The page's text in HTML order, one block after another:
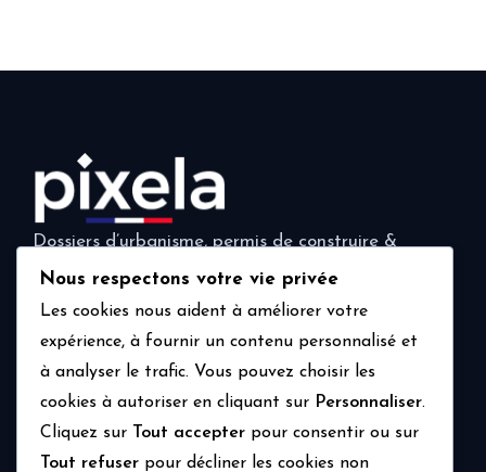
Dossiers d’urbanisme, permis de construire &
déclarations préalables. Rendus 3D inclus, partout
en France.
Navigation
Prestations
Tarifs
Réalisations
Nous respectons votre vie privée
Les cookies nous aident à améliorer votre
expérience, à fournir un contenu personnalisé et
à analyser le trafic. Vous pouvez choisir les
cookies à autoriser en cliquant sur Personnaliser.
Cliquez sur
Tout accepter pour consentir ou sur
Tout refuser pour décliner les cookies non